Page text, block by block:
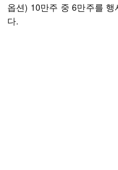
옵션) 10만주 중 6만주를
다.